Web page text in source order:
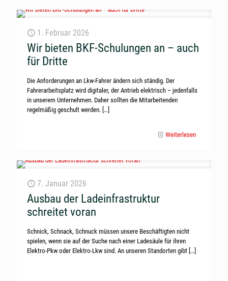
1. Februar 2026
Wir bieten BKF-Schulungen an – auch
für Dritte
Die Anforderungen an Lkw-Fahrer ändern sich ständig. Der
Fahrerarbeitsplatz wird digitaler, der Antrieb elektrisch – jedenfalls
in unserem Unternehmen. Daher sollten die Mitarbeitenden
regelmäßig geschult werden. […]
Weiterlesen
7. Januar 2026
Ausbau der Ladeinfrastruktur
schreitet voran
Schnick, Schnack, Schnuck müssen unsere Beschäftigten nicht
spielen, wenn sie auf der Suche nach einer Ladesäule für ihren
Elektro-Pkw oder Elektro-Lkw sind. An unseren Standorten gibt […]